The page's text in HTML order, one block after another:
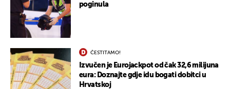
poginula
ČESTITAMO!
Izvučen je Eurojackpot od čak 32,6 milijuna
eura: Doznajte gdje idu bogati dobitci u
Hrvatskoj